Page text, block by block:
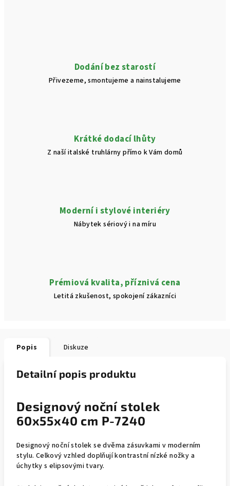
Dodání bez starostí
Přivezeme, smontujeme a nainstalujeme
Krátké dodací lhůty
Z naší italské truhlárny přímo k Vám domů
Moderní i stylové interiéry
Nábytek sériový i na míru
Prémiová kvalita, příznivá cena
Letitá zkušenost, spokojení zákazníci
Popis Diskuze
Detailní popis produktu
Designový noční stolek
60x55x40 cm P-7240
Designový noční stolek se dvěma zásuvkami v moderním
stylu. Celkový vzhled doplňují kontrastní nízké nožky a
úchytky s elipsovými tvary.